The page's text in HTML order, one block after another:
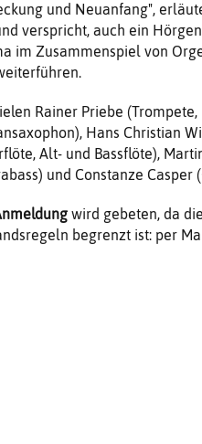
und Neuanfang",
verspricht, auch ein
im Zusammenspiel von
Rainer Priebe
Hans Christian
Alt- und Bassflöte),
und Constanze Casper
wird gebeten, da
begrenzt ist: per